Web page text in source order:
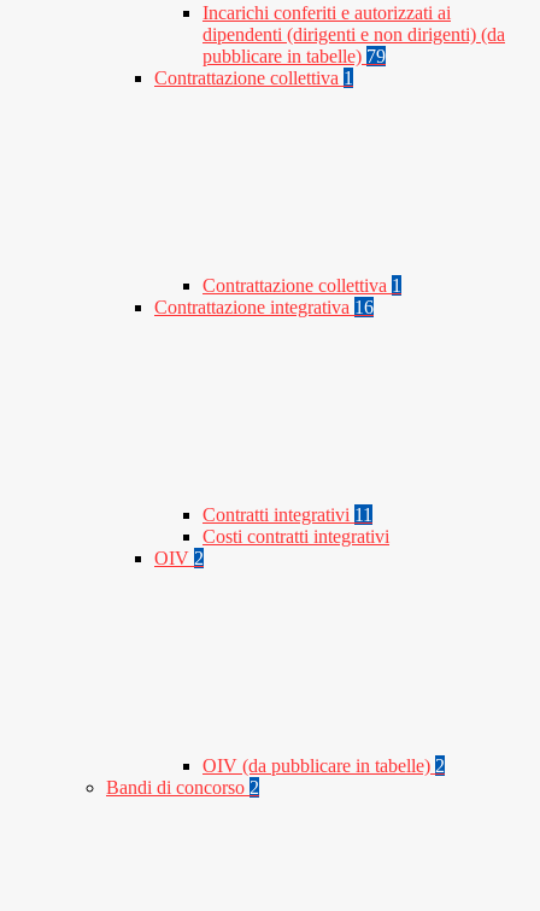
Incarichi conferiti e autorizzati ai
dipendenti (dirigenti e non dirigenti) (da
pubblicare in tabelle) 79
Contrattazione collettiva 1
Contrattazione collettiva 1
Contrattazione integrativa 16
Contratti integrativi 11
Costi contratti integrativi
OIV 2
OIV (da pubblicare in tabelle) 2
Bandi di concorso 2